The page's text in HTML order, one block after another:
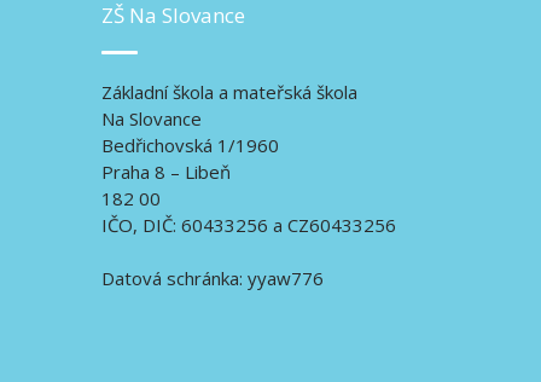
ZŠ Na Slovance
Základní škola a mateřská škola
Na Slovance
Bedřichovská 1/1960
Praha 8 – Libeň
182 00
IČO, DIČ: 60433256 a CZ60433256
Datová schránka: yyaw776